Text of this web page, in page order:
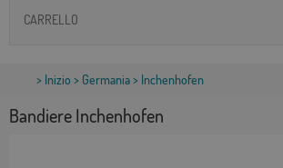
CARRELLO
> Inizio > Germania> Inchenhofen
Bandiere Inchenhofen